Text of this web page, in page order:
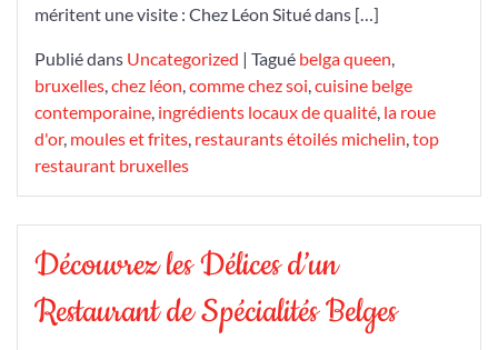
méritent une visite : Chez Léon Situé dans […]
Publié dans Uncategorized | Tagué belga queen,
bruxelles,chez léon,comme chez soi,cuisine belge
contemporaine, ingrédients locaux de qualité, la roue
d'or, moules et frites, restaurants étoilés michelin,top
restaurant bruxelles
Découvrez les Délices d’un
Restaurant de Spécialités Belges